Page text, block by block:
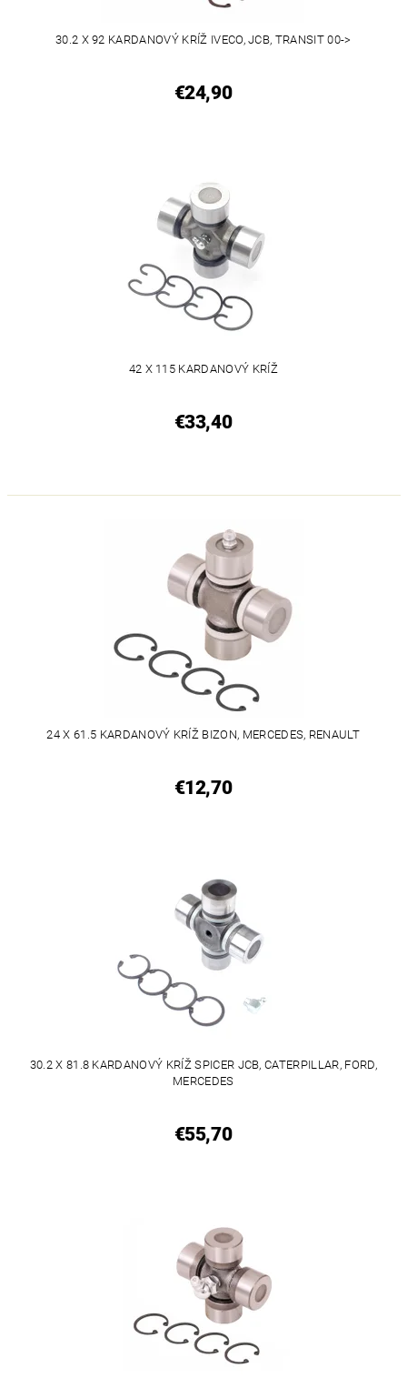
30.2 X 92 KARDANOVÝ KRÍŽ IVECO, JCB, TRANSIT 00->
€24,90
42 X 115 KARDANOVÝ KRÍŽ
€33,40
24 X 61.5 KARDANOVÝ KRÍŽ BIZON, MERCEDES, RENAULT
€12,70
30.2 X 81.8 KARDANOVÝ KRÍŽ SPICER JCB, CATERPILLAR, FORD,
MERCEDES
€55,70